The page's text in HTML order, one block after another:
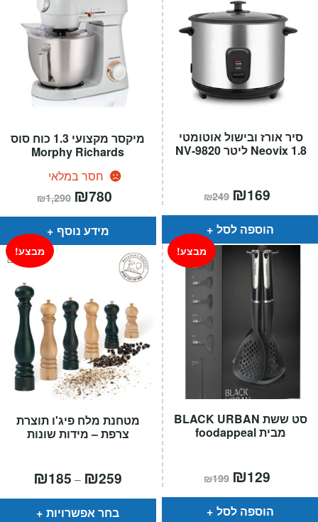
מיקסר מקצועי 1.3 כוח סוס
Morphy Richards
חסר במלאי
₪1,290 המחיר
המקורי
היה:
₪780
הוא:
מידע נוסף
סיר אורז ובישול אוטומטי
Neovix 1.8 ליטר NV-9820
₪249 המחיר
המקורי
היה:
₪249.
₪169
הוא:
הוספה לסל
מטחנת מלח פיג'ו תוצרת
צרפת – מידות שונות
מבצע!
₪185 – ₪259
⁦₪185⁩
בחר אפשרויות
סט ששת BLACK URBAN
מבית foodappeal
מבצע!
₪199 המחיר
המקורי
היה:
₪199.
₪129
הוא:
הוספה לסל